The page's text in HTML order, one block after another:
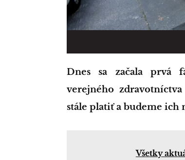
Dnes sa začala prvá fáza uvoľňovania niektorých opatrení. Úrad
verejného
stále platiť a budeme ich
Všetky